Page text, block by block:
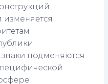
изменяется
подменяются